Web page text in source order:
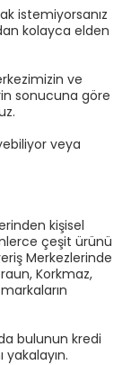
istemiyorsanız
kolayca elden
ve
sonucuna göre
veya
kişisel
çeşit ürünü
Merkezlerinde
Korkmaz,
bulunun kredi
yakalayın.